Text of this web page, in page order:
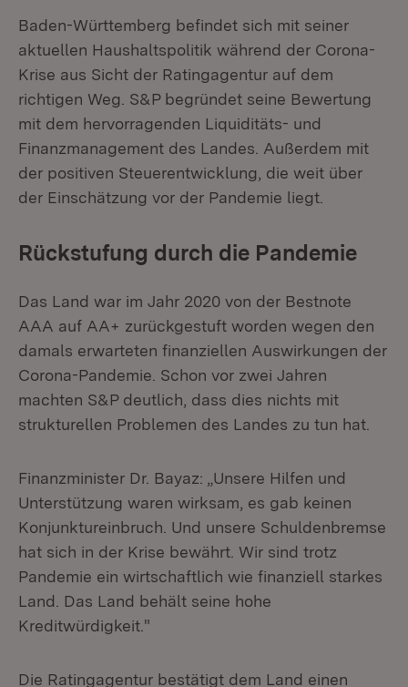
Baden-Württemberg befindet sich mit seiner
aktuellen Haushaltspolitik während der Corona-
Krise aus Sicht der Ratingagentur auf dem
richtigen Weg. S&P begründet seine Bewertung
mit dem hervorragenden Liquiditäts- und
Finanzmanagement des Landes. Außerdem mit
der positiven Steuerentwicklung, die weit über
der Einschätzung vor der Pandemie liegt.
Rückstufung durch die Pandemie
Das Land war im Jahr 2020 von der Bestnote
AAA auf AA+ zurückgestuft worden wegen den
damals erwarteten finanziellen Auswirkungen der
Corona-Pandemie. Schon vor zwei Jahren
machten S&P deutlich, dass dies nichts mit
strukturellen Problemen des Landes zu tun hat.
Finanzminister Dr. Bayaz: „Unsere Hilfen und
Unterstützung waren wirksam, es gab keinen
Konjunktureinbruch. Und unsere Schuldenbremse
hat sich in der Krise bewährt. Wir sind trotz
Pandemie ein wirtschaftlich wie finanziell starkes
Land. Das Land behält seine hohe
Kreditwürdigkeit."
Die Ratingagentur bestätigt dem Land einen